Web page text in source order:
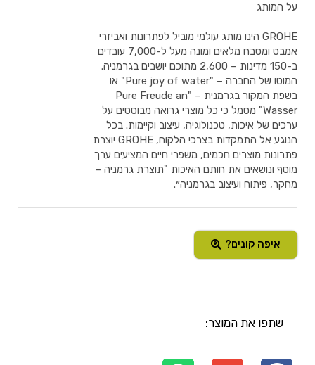
על המותג
GROHE הינו מותג עולמי מוביל לפתרונות ואביזרי
אמבט ומטבח מלאים ומונה מעל ל-7,000 עובדים
ב-150 מדינות – 2,600 מתוכם יושבים בגרמניה.
המוטו של החברה – "Pure joy of water" או
בשפת המקור בגרמנית – "Pure Freude an
Wasser" מסמל כי כל מוצרי גרואה מבוססים על
ערכים של איכות, טכנולוגיה, עיצוב וקיימות. בכל
הנוגע אל התמקדות בצרכי הלקוח, GROHE יוצרת
פתרונות מוצרים חכמים, משפרי חיים המציעים ערך
מוסף ונושאים את חותם האיכות "תוצרת גרמניה –
מחקר, פיתוח ועיצוב בגרמניה״.
איפה קונים?
שתפו את המוצר: